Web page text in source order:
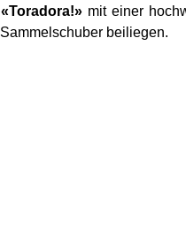
«Toradora!» mit einer
beiliegen.